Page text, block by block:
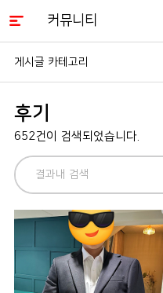
커뮤니티
게시글 카테고리
후기
652건이 검색되었습니다.